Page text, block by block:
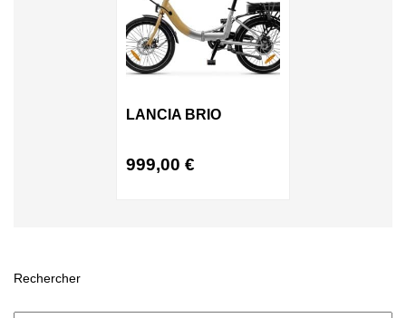
LANCIA BRIO
999,00€
Rechercher